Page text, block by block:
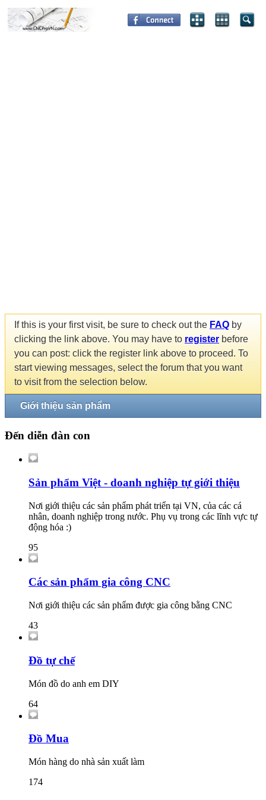
If this is your first visit, be sure to check out the FAQ by
clicking the link above. You may have to register before
you can post: click the register link above to proceed. To
start viewing messages, select the forum that you want
to visit from the selection below.
Giới thiệu sản phẩm
Đến diễn đàn con
Sản phẩm Việt - doanh nghiệp tự giới thiệu
Nơi giới thiệu các sản phẩm phát triển tại VN, của các cá
nhân, doanh nghiệp trong nước. Phụ vụ trong các lĩnh vực tự
động hóa :)
95
Các sản phẩm gia công CNC
Nơi giới thiệu các sản phẩm được gia công bằng CNC
43
Đồ tự chế
Món đồ do anh em DIY
64
Đồ Mua
Món hàng do nhà sản xuất làm
174